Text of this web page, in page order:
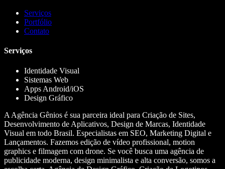
Serviços
Portfólio
Contato
Serviços
Identidade Visual
Sistemas Web
Apps Android/iOS
Design Gráfico
A Agência Gênios é sua parceira ideal para Criação de Sites,
Desenvolvimento de Aplicativos, Design de Marcas, Identidade
Visual em todo Brasil. Especialistas em SEO, Marketing Digital e
Lançamentos. Fazemos edição de vídeo profissional, motion
graphics e filmagem com drone. Se você busca uma agência de
publicidade moderna, design minimalista e alta conversão, somos a